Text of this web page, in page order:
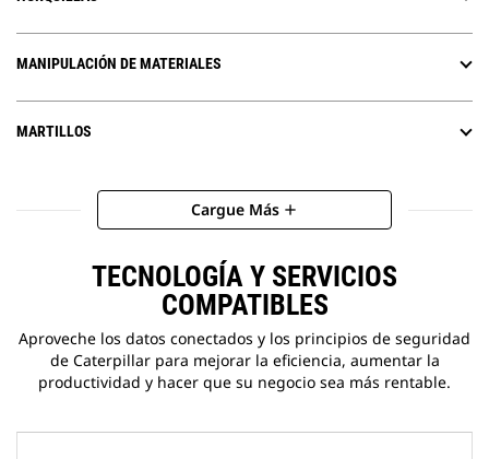
MANIPULACIÓN DE MATERIALES
MARTILLOS
Cargue Más add
TECNOLOGÍA Y SERVICIOS
COMPATIBLES
Aproveche los datos conectados y los principios de seguridad
de Caterpillar para mejorar la eficiencia, aumentar la
productividad y hacer que su negocio sea más rentable.